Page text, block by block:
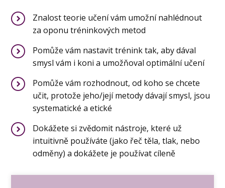
Znalost teorie učení vám umožní nahlédnout
za oponu tréninkových metod
Pomůže vám nastavit trénink tak, aby dával
smysl vám i koni a umožňoval optimální učení
Pomůže vám rozhodnout, od koho se chcete
učit, protože jeho/její metody dávají smysl, jsou
systematické a etické
Dokážete si zvědomit nástroje, které už
intuitivně používáte (jako řeč těla, tlak, nebo
odměny) a dokážete je používat cíleně